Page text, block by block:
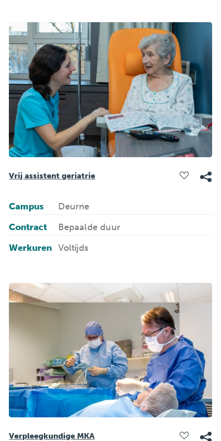
Vrij assistent geriatrie
Campus
Deurne
Contract
Bepaalde duur
Werkuren
Voltijds
Verpleegkundige MKA